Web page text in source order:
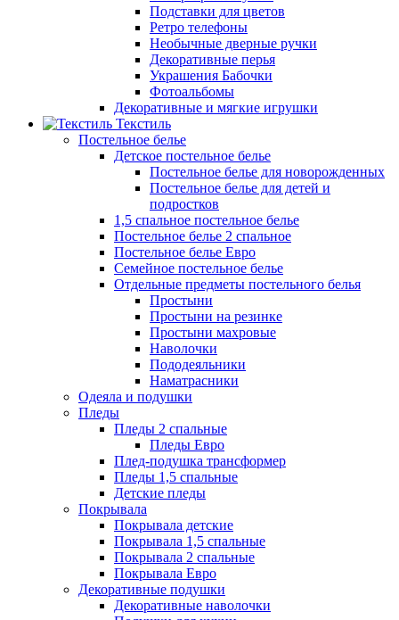
Подставки для цветов
Ретро телефоны
Необычные дверные ручки
Декоративные перья
Украшения Бабочки
Фотоальбомы
Декоративные и мягкие игрушки
Текстиль
Постельное белье
Детское постельное белье
Постельное белье для новорожденных
Постельное белье для детей и
подростков
1,5 спальное постельное белье
Постельное белье 2 спальное
Постельное белье Евро
Семейное постельное белье
Отдельные предметы постельного белья
Простыни
Простыни на резинке
Простыни махровые
Наволочки
Пододеяльники
Наматрасники
Одеяла и подушки
Пледы
Пледы 2 спальные
Пледы Евро
Плед-подушка трансформер
Пледы 1,5 спальные
Детские пледы
Покрывала
Покрывала детские
Покрывала 1,5 спальные
Покрывала 2 спальные
Покрывала Евро
Декоративные подушки
Декоративные наволочки